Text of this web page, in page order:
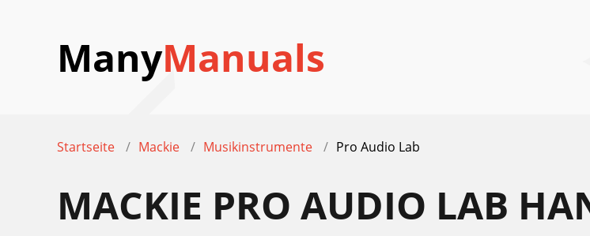
ManyManuals
Startseite Mackie Musikinstrumente Pro Audio Lab
MACKIE PRO AUDIO LAB